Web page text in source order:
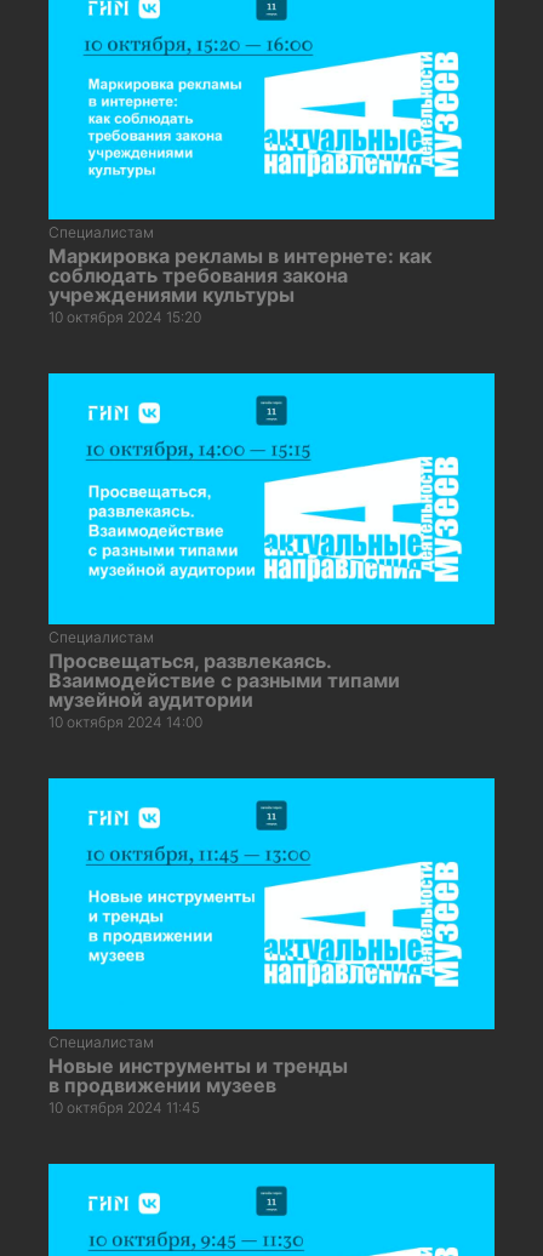
Специалистам
Маркировка рекламы в интернете: как
соблюдать требования закона
учреждениями культуры
10 октября 2024 15:20
Специалистам
Просвещаться, развлекаясь.
Взаимодействие с разными типами
музейной аудитории
10 октября 2024 14:00
Специалистам
Новые инструменты и тренды
в продвижении музеев
10 октября 2024 11:45